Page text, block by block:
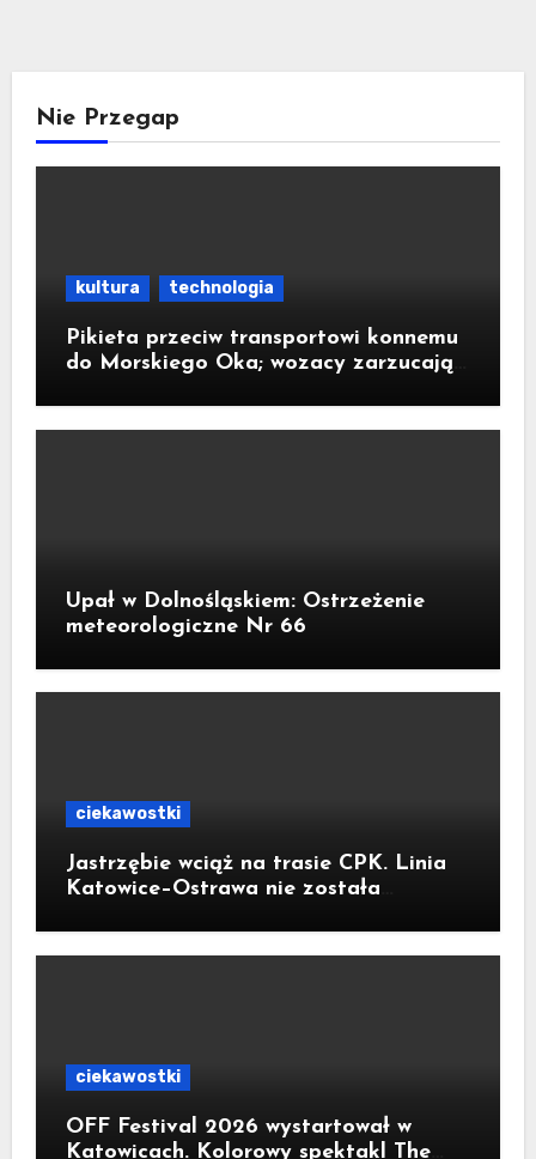
Nie Przegap
kultura technologia
Pikieta przeciw transportowi konnemu
do Morskiego Oka; wozacy zarzucają
Upał w Dolnośląskiem: Ostrzeżenie
meteorologiczne Nr 66
ciekawostki
Jastrzębie wciąż na trasie CPK. Linia
Katowice–Ostrawa nie została
ciekawostki
OFF Festival 2026 wystartował w
Katowicach. Kolorowy spektakl The